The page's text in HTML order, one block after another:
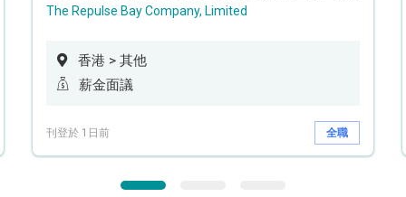
The Repulse Bay Company, Limited
香港 > 其他
薪金面議
刊登於 1日前 全職